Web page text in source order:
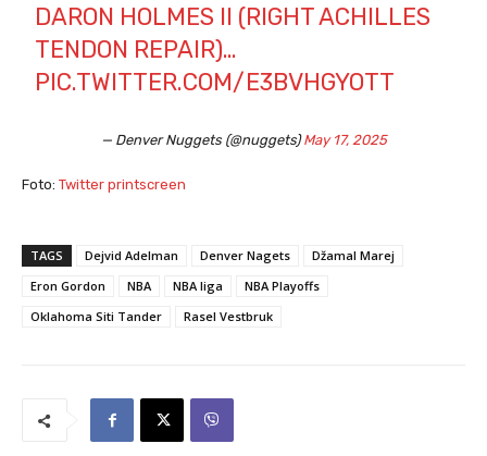
DARON HOLMES II (RIGHT ACHILLES
TENDON REPAIR)…
PIC.TWITTER.COM/E3BVHGYOTT
— Denver Nuggets (@nuggets)May 17, 2025
Foto: Twitter printscreen
TAGS Dejvid Adelman Denver Nagets
Džamal Marej
Eron Gordon
NBA NBA liga
NBA Playoffs
Oklahoma Siti Tander
Rasel Vestbruk